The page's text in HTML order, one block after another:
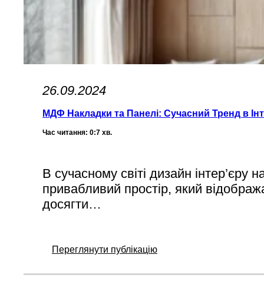
26.09.2024
МДФ Накладки та Панелі: Сучасний Тренд в
Час читання: 0:7 хв.
В сучасному світі дизайн
привабливий простір, який
досягти…
Переглянути публікацію